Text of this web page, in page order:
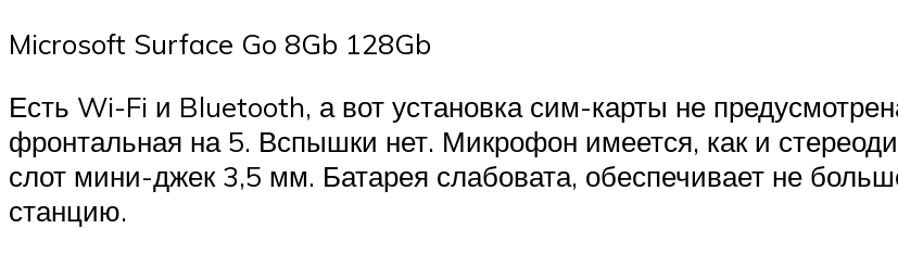
Microsoft Surface Go 8Gb 128Gb
Есть Wi-Fi и Bluetooth, а вот установка сим-карты не
фронтальная на 5. Вспышки нет. Микрофон имеется, как и
слот мини-джек 3,5 мм. Батарея слабовата, обеспечивает не
станцию.